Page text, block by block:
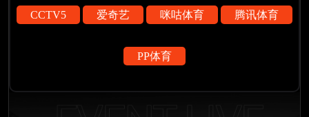
CCTV5 爱奇艺 咪咕体育 腾讯体育
PP体育